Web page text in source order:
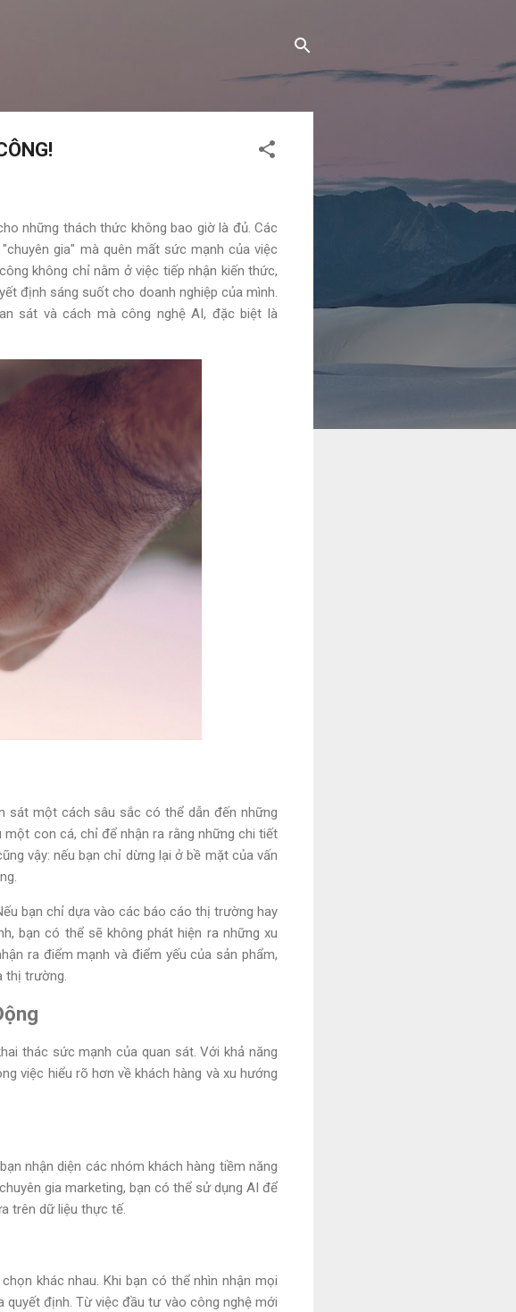
những thách thức không bao giờ là đủ. Các
gia" mà quên mất sức mạnh của việc
không chỉ nằm ở việc tiếp nhận kiến thức,
định sáng suốt cho doanh nghiệp của mình.
sát và cách mà công nghệ AI, đặc biệt là
sát một cách sâu sắc có thể dẫn đến những
một con cá, chỉ để nhận ra rằng những chi tiết
vậy: nếu bạn chỉ dừng lại ở bề mặt của vấn
bạn chỉ dựa vào các báo cáo thị trường hay
bạn có thể sẽ không phát hiện ra những xu
ra điểm mạnh và điểm yếu của sản phẩm,
thị trường.
thác sức mạnh của quan sát. Với khả năng
việc hiểu rõ hơn về khách hàng và xu hướng
nhận diện các nhóm khách hàng tiềm năng
gia marketing, bạn có thể sử dụng AI để
trên dữ liệu thực tế.
khác nhau. Khi bạn có thể nhìn nhận mọi
định. Từ việc đầu tư vào công nghệ mới